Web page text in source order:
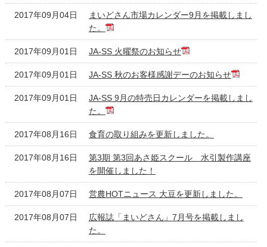
2017年09月04日
まいどさん市場カレンダー9月を掲載しまし
た。
2017年09月01日 JA-SS 火曜祭のお知らせ
2017年09月01日 JA-SS 秋のお客様感謝デーのお知らせ
2017年09月01日
JA-SS 9月の特売日カレンダーを掲載しまし
た。
2017年08月16日 食育の取り組みを更新しました。
2017年08月16日
第3期 第3回あさ姫スクール 水引製作講座
を開催しました！
2017年08月07日 営農HOTニュース 大豆を更新しました。
2017年08月07日
広報誌「まいどさん」7月号を掲載しまし
た。